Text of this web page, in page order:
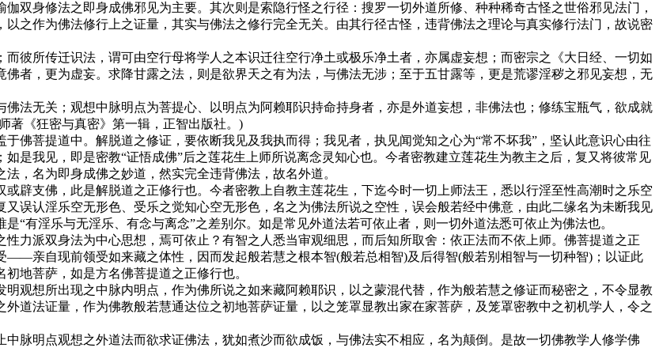
身修法之即身成佛邪见为主要。其次则是索隐行怪之行径：搜罗一切外道所修、种种稀奇古怪之世俗邪见法门，
作为佛法修行上之证量，其实与佛法之修行完全无关。由其行径古怪，违背佛法之理论与真实修行法门，故说密
所传迁识法，谓可由空行母将学人之本识迁往空行净土或极乐净土者，亦属虚妄想；而密宗之《大日经、一切如
者，更为虚妄。求降甘露之法，则是欲界天之有为法，与佛法无涉；至于五甘露等，更是荒谬淫秽之邪见妄想，无
无关；观想中脉明点为菩提心、以明点为阿赖耶识持命持身者，亦是外道妄想，非佛法也；修练宝瓶气，欲成就
著《狂密与真密》第一辑，正智出版社。)
菩提道中。解脱道之修证，要依断我见及我执而得；我见者，执见闻觉知之心为“常不坏我”，坚认此意识心由往
是我见，即是密教“证悟成佛”后之莲花生上师所说离念灵知心也。今者密教建立莲花生为教主之后，复又将彼常见
，名为即身成佛之妙道，然实完全违背佛法，故名外道。
支佛，此是解脱道之正修行也。今者密教上自教主莲花生，下迄今时一切上师法王，悉以行淫至性高潮时之乐空
误认淫乐空无形色、受乐之觉知心空无形色，名之为佛法所说之空性，误会般若经中佛意，由此二缘名为未断我见
“有淫乐与无淫乐、有念与离念”之差别尔。如是常见外道法若可依止者，则一切外道法悉可依止为佛法也。
派双身法为中心思想，焉可依止？有智之人悉当审观细思，而后知所取舍：依正法而不依上师。佛菩提道之正
亲自现前领受如来藏之体性，因而发起般若慧之根本智(般若总相智)及后得智(般若别相智与一切种智)；以证此
地菩萨，如是方名佛菩提道之正修行也。
想所出现之中脉内明点，作为佛所说之如来藏阿赖耶识，以之蒙混代替，作为般若慧之修证而秘密之，不令显教
道法证量，作为佛教般若慧通达位之初地菩萨证量，以之笼罩显教出家在家菩萨，及笼罩密教中之初机学人，令之
明点观想之外道法而欲求证佛法，犹如煮沙而欲成饭，与佛法实不相应，名为颠倒。是故一切佛教学人修学佛